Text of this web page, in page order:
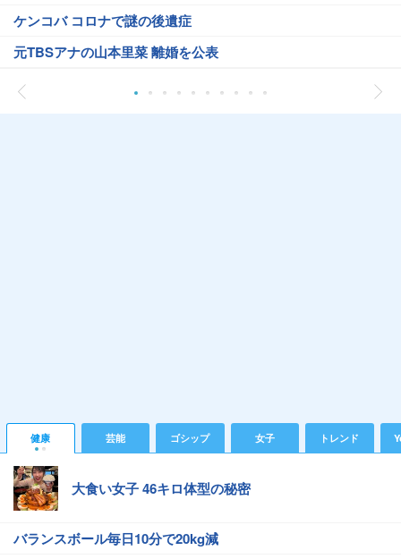
ケンコバ コロナで謎の後遺症
元TBSアナの山本里菜 離婚を公表
健康 芸能 ゴシップ 女子 トレンド
大食い女子 46キロ体型の秘密
バランスボール毎日10分で20kg減